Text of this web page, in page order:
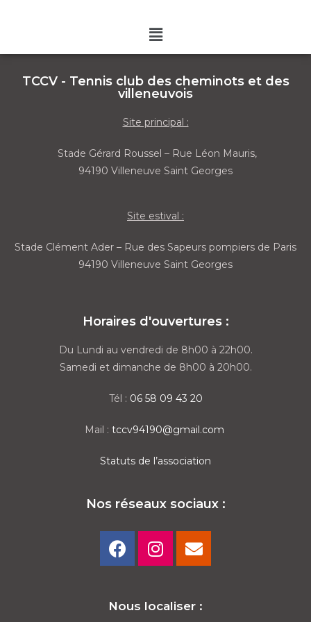
TCCV - Tennis club des cheminots et des
villeneuvois
Site principal :
Stade Gérard Roussel – Rue Léon Mauris,
94190 Villeneuve Saint Georges
Site estival :
Stade Clément Ader – Rue des Sapeurs pompiers de Paris
94190 Villeneuve Saint Georges
Horaires d'ouvertures :
Du Lundi au vendredi de 8h00 à 22h00.
Samedi et dimanche de 8h00 à 20h00.
Tél : 06 58 09 43 20
Mail : tccv94190@gmail.com
Statuts de l’association
Nos réseaux sociaux :
Nous localiser :